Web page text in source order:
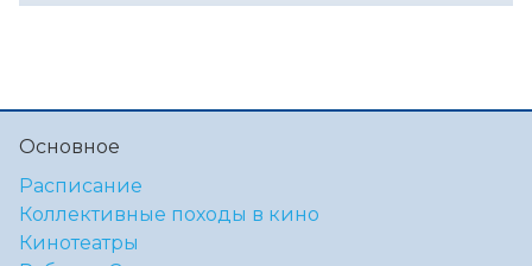
Основное
Расписание
Коллективные походы в кино
Кинотеатры